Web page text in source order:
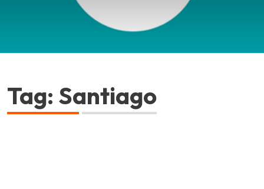
Tag: Santiago